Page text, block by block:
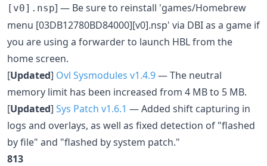
[v0].nsp] — Be sure to reinstall 'games/Homebrew
menu [03DB12780BD84000][v0].nsp' via DBI as a game if
you are using a forwarder to launch HBL from the
home screen.
[Updated] Ovl Sysmodules v1.4.9— The neutral
memory limit has been increased from 4 MB to 5 MB.
[Updated] Sys Patch v1.6.1 — Added shift capturing in
logs and overlays, as well as fixed detection of "flashed
by file" and "flashed by system patch."
813